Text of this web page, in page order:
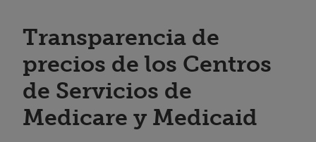
Transparencia de
precios de los Centros
de Servicios de
Medicare y Medicaid